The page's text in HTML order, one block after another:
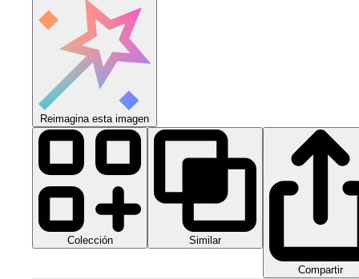
Reimagina esta imagen
Colección Similar
Compartir